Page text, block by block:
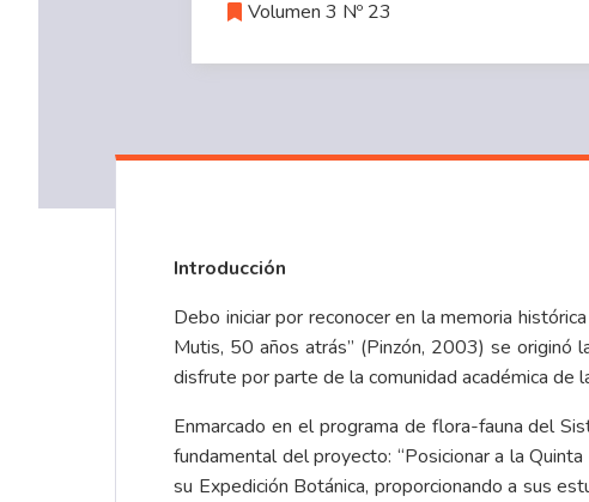
Volumen 3 Nº 23
Introducción
Debo iniciar por reconocer en la memoria
Mutis, 50 años atrás” (Pinzón, 2003) se originó
disfrute por parte de la comunidad académica de
Enmarcado en el programa de flora-fauna del
fundamental del proyecto: “Posicionar a la
su Expedición Botánica, proporcionando a sus